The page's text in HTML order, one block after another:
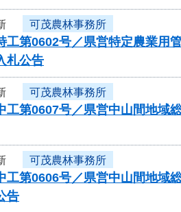
可茂農林事務所
工第0602号／県営特定農業
札公告
可茂農林事務所
工第0607号／県営中山間地
可茂農林事務所
工第0606号／県営中山間地
告